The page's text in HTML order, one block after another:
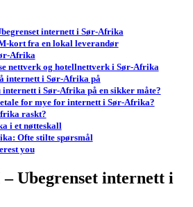
internett i Sør-Afrika
kort fra en lokal leverandør
Afrika
nettverk og hotellnettverk i Sør-Afrika
internett i Sør-Afrika på
i Sør-Afrika på en sikker måte?
for mye for internett i Sør-Afrika?
raskt?
i et nøtteskall
Ofte stilte spørsmål
you
Ubegrenset internett i